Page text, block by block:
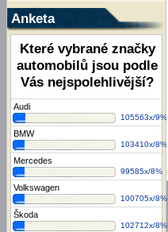
Anketa
Které vybrané značky
automobilů jsou podle
Vás nejspolehlivější?
Audi
105563x/9%
BMW
103410x/8%
Mercedes
99585x/8%
Volkswagen
100705x/8%
Škoda
102712x/8%